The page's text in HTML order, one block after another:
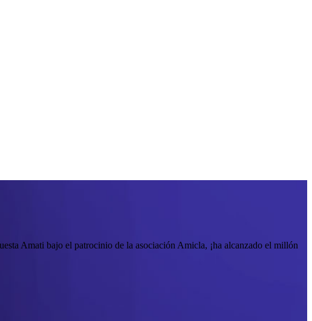
Amati bajo el patrocinio de la asociación Amicla, ¡ha alcanzado el millón